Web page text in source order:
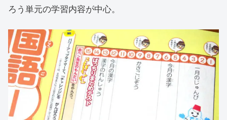
ろう単元の学習内容が中心。